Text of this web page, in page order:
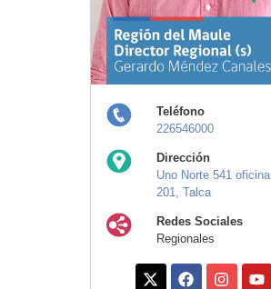
Teléfono
226546000
Dirección
Uno Norte 541 oficina
201, Talca
Redes Sociales
Regionales